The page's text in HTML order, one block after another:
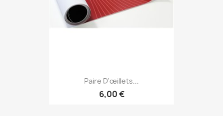
Paire D'œillets...
6,00 €